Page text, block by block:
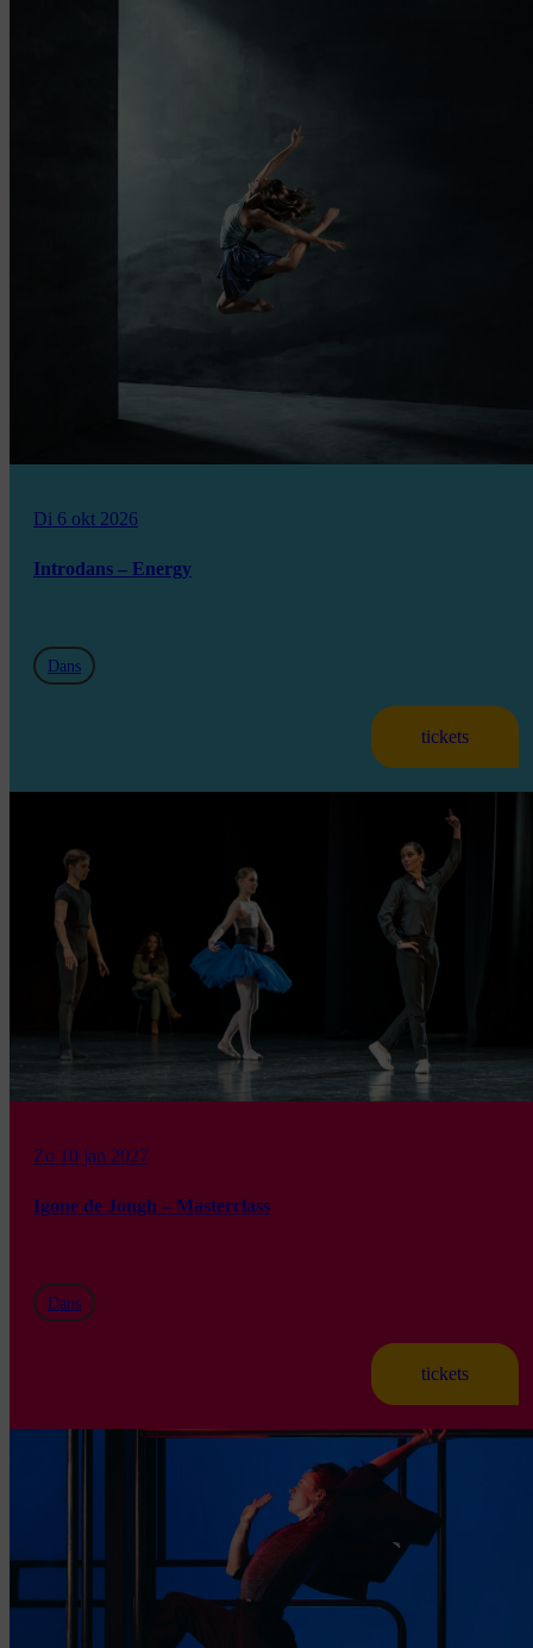
Di 6 okt 2026
Introdans – Energy
Dans
tickets
Zo 10 jan 2027
Igone de Jongh – Masterclass
Dans
tickets